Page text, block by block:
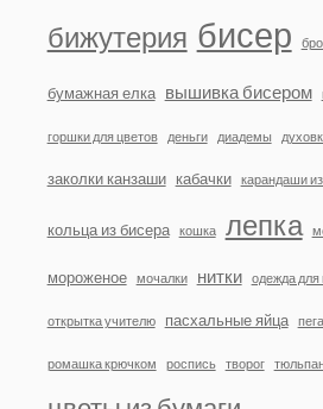
бижутерия бисер
бумажная елка вышивка бисером
горшки для цветов деньги диадемы
заколки канзаши кабачки карандаши
кольца из бисера кошка лепка
мороженое мочалки нитки одежда
открытка учителю пасхальные яйца
ромашка крючком роспись творог